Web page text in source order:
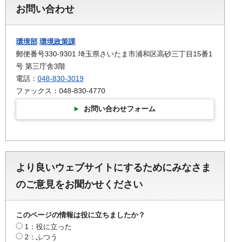
お問い合わせ
環境部 環境政策課
郵便番号330-9301 埼玉県さいたま市浦和区高砂三丁目15番1
号 第三庁舎3階
電話： 048-830-3019
ファックス：048-830-4770
お問い合わせフォーム
より良いウェブサイトにするためにみなさま
のご意見をお聞かせください
このページの情報は役に立ちましたか？
1：役に立った
2：ふつう